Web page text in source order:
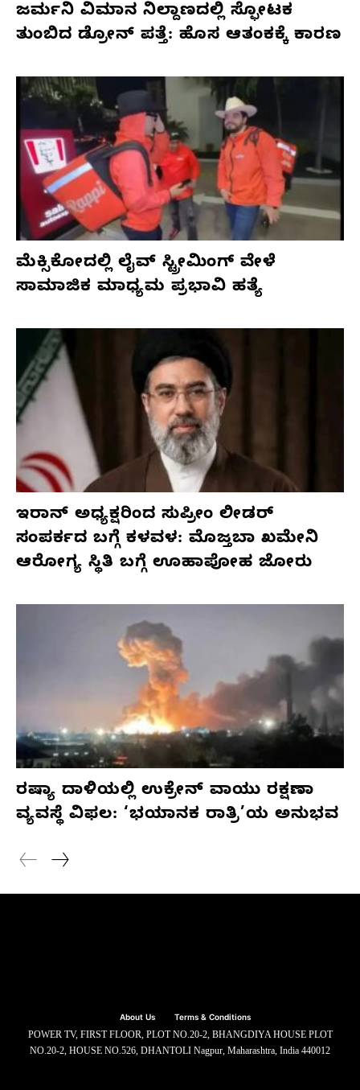
ಜರ್ಮನಿ ವಿಮಾನ ನಿಲ್ದಾಣದಲ್ಲಿ ಸ್ಫೋಟಕ
ತುಂಬಿದ ಡ್ರೋನ್ ಪತ್ತೆ: ಹೊಸ ಆತಂಕಕ್ಕೆ ಕಾರಣ
ಮೆಕ್ಸಿಕೋದಲ್ಲಿ ಲೈವ್ ಸ್ಟ್ರೀಮಿಂಗ್ ವೇಳೆ
ಸಾಮಾಜಿಕ ಮಾಧ್ಯಮ ಪ್ರಭಾವಿ ಹತ್ಯೆ
ಇರಾನ್ ಅಧ್ಯಕ್ಷರಿಂದ ಸುಪ್ರೀಂ ಲೀಡರ್
ಸಂಪರ್ಕದ ಬಗ್ಗೆ ಕಳವಳ: ಮೊಜ್ತಬಾ ಖಮೇನಿ
ಆರೋಗ್ಯ ಸ್ಥಿತಿ ಬಗ್ಗೆ ಊಹಾಪೋಹ ಜೋರು
ರಷ್ಯಾ ದಾಳಿಯಲ್ಲಿ ಉಕ್ರೇನ್ ವಾಯು ರಕ್ಷಣಾ
ವ್ಯವಸ್ಥೆ ವಿಫಲ: ‘ಭಯಾನಕ ರಾತ್ರಿ’ಯ ಅನುಭವ
About Us Terms & Conditions
POWER TV, FIRST FLOOR, PLOT NO.20-2, BHANGDIYA HOUSE PLOT
NO.20-2, HOUSE NO.526, DHANTOLI Nagpur, Maharashtra, India 440012